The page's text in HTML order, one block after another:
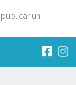
publicar un